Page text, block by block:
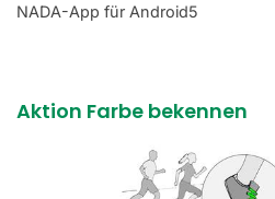
NADA-App für Android5
Aktion Farbe bekennen